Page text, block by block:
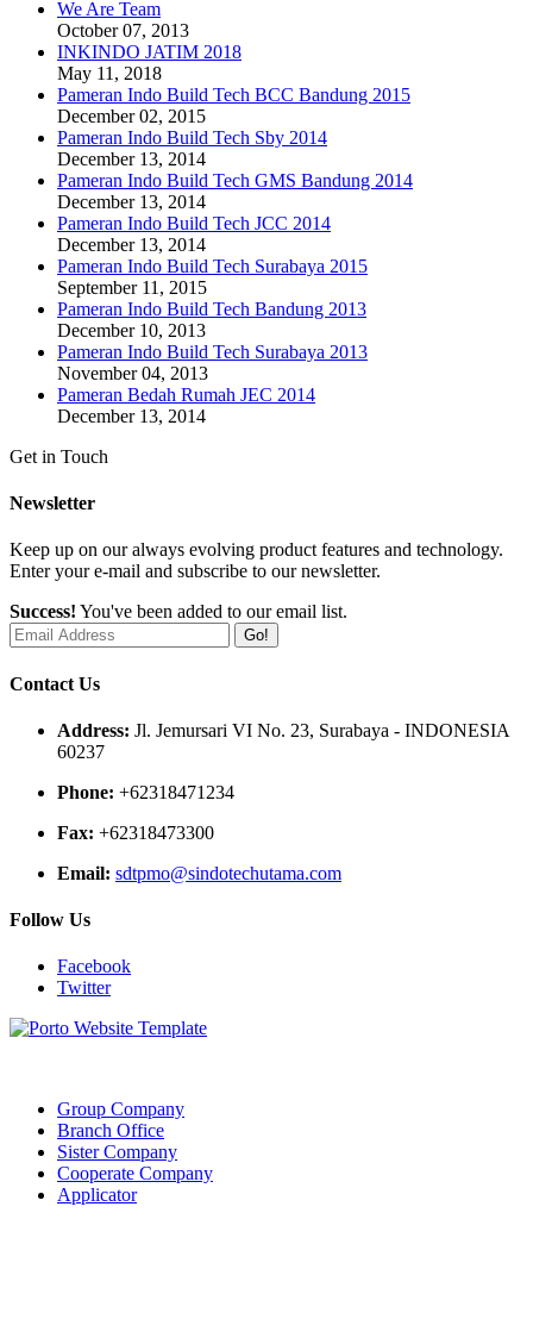
We Are Team
October 07, 2013
INKINDO JATIM 2018
May 11, 2018
Pameran Indo Build Tech BCC Bandung 2015
December 02, 2015
Pameran Indo Build Tech Sby 2014
December 13, 2014
Pameran Indo Build Tech GMS Bandung 2014
December 13, 2014
Pameran Indo Build Tech JCC 2014
December 13, 2014
Pameran Indo Build Tech Surabaya 2015
September 11, 2015
Pameran Indo Build Tech Bandung 2013
December 10, 2013
Pameran Indo Build Tech Surabaya 2013
November 04, 2013
Pameran Bedah Rumah JEC 2014
December 13, 2014
Get in Touch
Newsletter
Keep up on our always evolving product features and technology.
Enter your e-mail and subscribe to our newsletter.
Success! You've been added to our email list.
Go!
Contact Us
Address: Jl. Jemursari VI No. 23, Surabaya - INDONESIA
60237
Phone: +62318471234
Fax: +62318473300
Email: sdtpmo@sindotechutama.com
Follow Us
Facebook
Twitter
Group Company
Branch Office
Sister Company
Cooperate Company
Applicator